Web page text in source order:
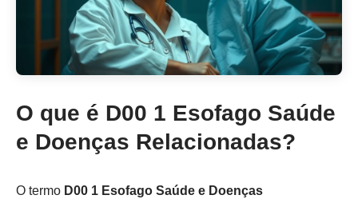
O que é D00 1 Esofago Saúde
e Doenças Relacionadas?
O termo D00 1 Esofago Saúde e Doenças